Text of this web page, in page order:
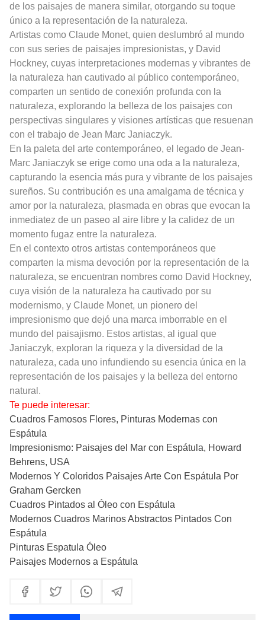
de los paisajes de manera similar, otorgando su toque
único a la representación de la naturaleza.
Artistas como Claude Monet, quien deslumbró al mundo
con sus series de paisajes impresionistas, y David
Hockney, cuyas interpretaciones modernas y vibrantes de
la naturaleza han cautivado al público contemporáneo,
comparten un sentido de conexión profunda con la
naturaleza, explorando la belleza de los paisajes con
perspectivas singulares y visiones artísticas que resuenan
con el trabajo de Jean Marc Janiaczyk.
En la paleta del arte contemporáneo, el legado de Jean-
Marc Janiaczyk se erige como una oda a la naturaleza,
capturando la esencia más pura y vibrante de los paisajes
sureños. Su contribución es una amalgama de técnica y
amor por la naturaleza, plasmada en obras que evocan la
inmediatez de un paseo al aire libre y la calidez de un
momento fugaz entre la naturaleza.
En el contexto otros artistas contemporáneos que
comparten la misma devoción por la representación de la
naturaleza, se encuentran nombres como David Hockney,
cuya visión de la naturaleza ha cautivado por su
modernismo, y Claude Monet, un pionero del
impresionismo que dejó una marca imborrable en el
mundo del paisajismo. Estos artistas, al igual que
Janiaczyk, exploran la riqueza y la diversidad de la
naturaleza, cada uno infundiendo su esencia única en la
representación de los paisajes y la belleza del entorno
natural.
Te puede interesar:
Cuadros Famosos Flores, Pinturas Modernas con
Espátula
Impresionismo: Paisajes del Mar con Espátula, Howard
Behrens, USA
Modernos Y Coloridos Paisajes Arte Con Espátula Por
Graham Gercken
Cuadros Pintados al Óleo con Espátula
Modernos Cuadros Marinos Abstractos Pintados Con
Espátula
Pinturas Espatula Óleo
Paisajes Modernos a Espátula